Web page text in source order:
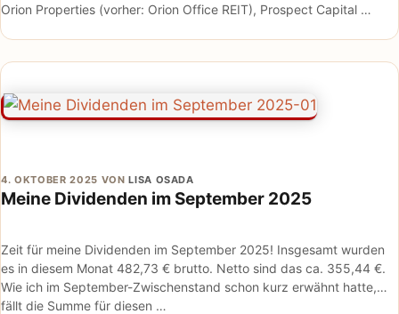
Orion Properties (vorher: Orion Office REIT), Prospect Capital …
Meine Dividenden im September 2025
4. OKTOBER 2025 VONLISA OSADA
Zeit für meine Dividenden im September 2025! Insgesamt wurden
es in diesem Monat 482,73 € brutto. Netto sind das ca. 355,44 €.
Wie ich im September-Zwischenstand schon kurz erwähnt hatte,
fällt die Summe für diesen …